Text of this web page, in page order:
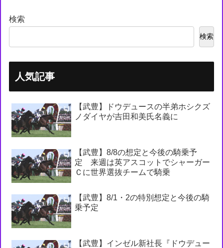
検索
検索
人気記事
【武豊】ドウデュースの半弟ホシクズ
ノダイヤが吉田和美氏名義に
【武豊】8/8の想定と今後の騎乗予
定 来週は英アスコットでシャーガー
Ｃに世界選抜チームで騎乗
【武豊】8/1・2の特別想定と今後の騎
乗予定
【武豊】インゼル新社長『ドウデュー